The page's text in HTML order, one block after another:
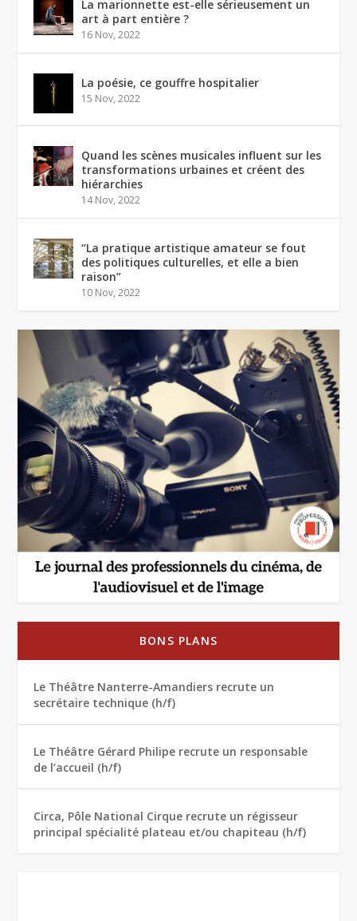
La marionnette est-elle sérieusement un
art à part entière ?
16 Nov, 2022
La poésie, ce gouffre hospitalier
15 Nov, 2022
Quand les scènes musicales influent sur les
transformations urbaines et créent des
hiérarchies
14 Nov, 2022
“La pratique artistique amateur se fout
des politiques culturelles, et elle a bien
raison”
10 Nov, 2022
BONS PLANS
Le Théâtre Nanterre-Amandiers recrute un
secrétaire technique (h/f)
Le Théâtre Gérard Philipe recrute un responsable
de l’accueil (h/f)
Circa, Pôle National Cirque recrute un régisseur
principal spécialité plateau et/ou chapiteau (h/f)